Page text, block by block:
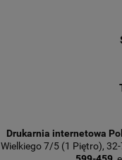
Drukarnia internetowa
Wielkiego 7/5 (1 Piętro),